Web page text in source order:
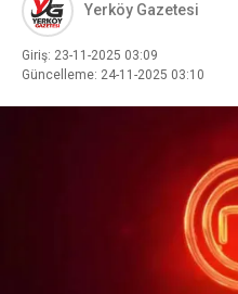
Yerköy Gazetesi
Giriş: 23-11-2025 03:09
Güncelleme: 24-11-2025 03:10